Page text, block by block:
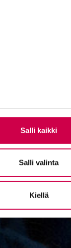
Salli kaikki
Salli valinta
Kiellä